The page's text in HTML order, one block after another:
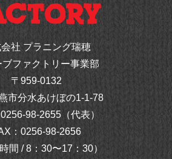
社 プラニング瑞穂
ブファクトリー事業部
〒959-0132
市分水あけぼの1-1-78
0256-98-2655（代表）
：0256-98-2656
間 / 8：30〜17：30）